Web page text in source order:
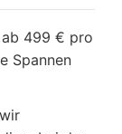
ab 499 € pro
Spannen